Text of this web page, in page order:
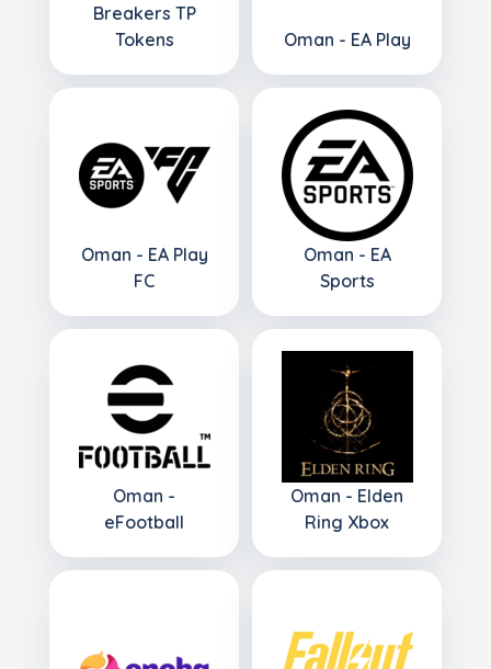
Breakers TP
Tokens
Oman - EA Play
Oman - EA Play
FC
Oman - EA
Sports
Oman -
eFootball
Oman - Elden
Ring Xbox